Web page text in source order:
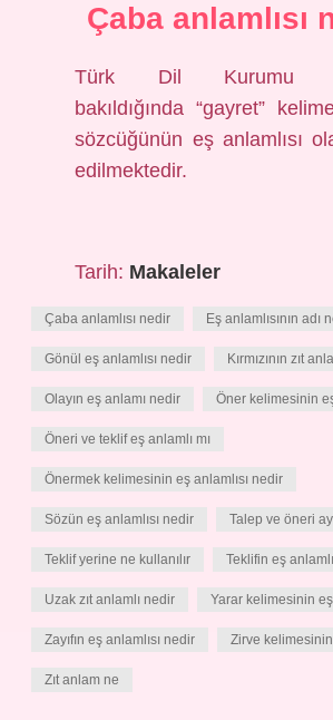
Çaba anlamlısı
Türk Dil Kurumu
bakıldığında “gayret”
sözcüğünün eş anlamlısı
edilmektedir.
Tarih: Makaleler
Çaba anlamlısı nedir Eş anlamlısının adı
Gönül eş anlamlısı nedir Kırmızının zıt
Olayın eş anlamı nedir Öner kelimesinin
Öneri ve teklif eş anlamlı mı
Önermek kelimesinin eş anlamlısı nedir
Sözün eş anlamlısı nedir Talep ve öneri
Teklif yerine ne kullanılır Teklifin eş
Uzak zıt anlamlı nedir Yarar kelimesinin
Zayıfın eş anlamlısı nedir Zirve
Zıt anlam ne